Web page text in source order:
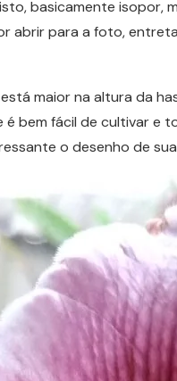
basicamente isopor,
abrir para a foto,
maior na altura da
bem fácil de cultivar e
o desenho de